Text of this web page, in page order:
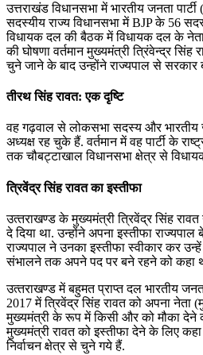
उत्तराखंड विधानसभा में भारतीय जनता
सदस्यीय राज्य विधानसभा में BJP के 56
विधायक दल की बैठक में विधायक दल के
की घोषणा वर्तमान मुख्‍यमंत्री त्रिंवेन्‍द्र
चुने जाने के बाद उन्होंने राज्यपाल से सरकार
तीरथ सिंह रावत: एक दृष्टि
वह गढ़वाल से लोकसभा सदस्‍य और भारतीय
अध्‍यक्ष रह चुके हैं. वर्तमान में वह पार्टी के
तक चौबट्टाखाल विधानसभा क्षेत्र से
त्रिवेंद्र सिंह रावत का इस्‍तीफा
उत्‍तराखण्‍ड के मुख्‍यमंत्री त्रिवेंद्र सिंह
दे दिया था. उन्होंने अपना इस्तीफा राज्‍यपाल
राज्यपाल ने उनका इस्तीफा स्‍वीकार कर
संभालने तक अपने पद पर बने रहने को कहा
उत्‍तराखण्‍ड में बहुमत प्राप्त दल भारतीय
2017 में त्रिवेंद्र सिंह रावत को अपना नेता
मुख्यमंत्री के रूप में किसी और को मौका देने
मुख्‍यमंत्री रावत को इस्तीफा देने के लिए कहा
निर्वाचन क्षेत्र से चुने गये हैं.